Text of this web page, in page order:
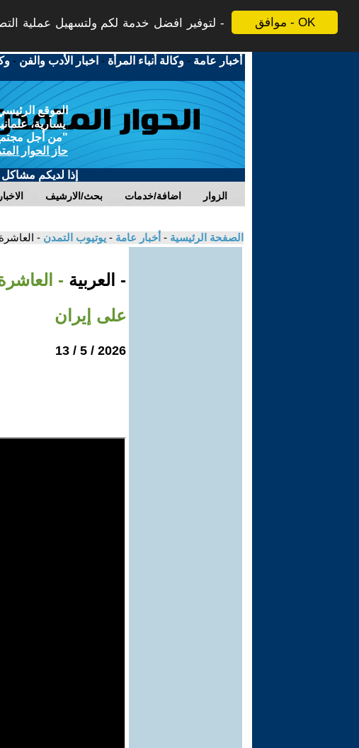
موافق - OK
لتوفير افضل خدمة لكم ولتسهيل عملية
أخبار عامة -وكالة أنباء المرأة - اخبار الأدب والفن -
الموقع
يسارية،
"من أجل
حاز الحوار
إذا لديكم
الاخبار بحث/الارشيف اضافة/خدمات الزوار
الصفحة الرئيسية - أخبار عامة - يوتيوب التمدن -
- العربية -
على إيران
2026 / 5 / 13